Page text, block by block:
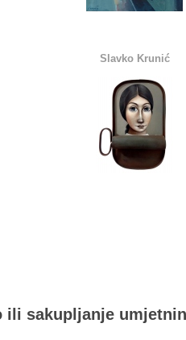
Slavko Krunić
ili sakupljanje